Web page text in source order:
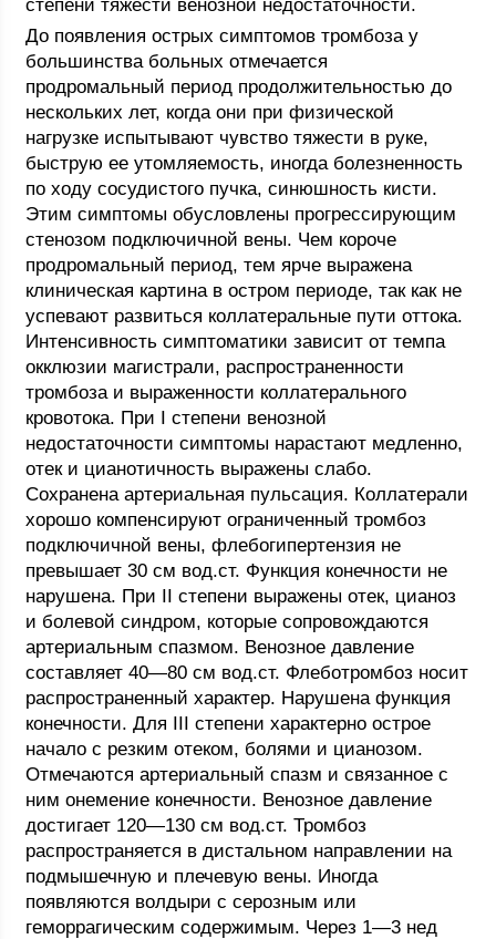
степени тяжести венозной недостаточности.
До появления острых симптомов тромбоза у
большинства больных отмечается
продромальный период продолжительностью до
нескольких лет, когда они при физической
нагрузке испытывают чувство тяжести в руке,
быструю ее утомляемость, иногда болезненность
по ходу сосудистого пучка, синюшность кисти.
Этим симптомы обусловлены прогрессирующим
стенозом подключичной вены. Чем короче
продромальный период, тем ярче выражена
клиническая картина в остром периоде, так как не
успевают развиться коллатеральные пути оттока.
Интенсивность симптоматики зависит от темпа
окклюзии магистрали, распространенности
тромбоза и выраженности коллатерального
кровотока. При I степени венозной
недостаточности симптомы нарастают медленно,
отек и цианотичность выражены слабо.
Сохранена артериальная пульсация. Коллатерали
хорошо компенсируют ограниченный тромбоз
подключичной вены, флебогипертензия не
превышает 30 см вод.ст. Функция конечности не
нарушена. При II степени выражены отек, цианоз
и болевой синдром, которые сопровождаются
артериальным спазмом. Венозное давление
составляет 40—80 см вод.ст. Флеботромбоз носит
распространенный характер. Нарушена функция
конечности. Для III степени характерно острое
начало с резким отеком, болями и цианозом.
Отмечаются артериальный спазм и связанное с
ним онемение конечности. Венозное давление
достигает 120—130 см вод.ст. Тромбоз
распространяется в дистальном направлении на
подмышечную и плечевую вены. Иногда
появляются волдыри с серозным или
геморрагическим содержимым. Через 1—3 нед